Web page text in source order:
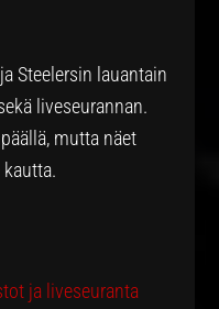
Steelersin lauantain
liveseurannan.
mutta näet
ja liveseuranta